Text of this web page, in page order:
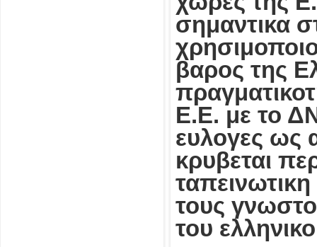
σημαντικα
βαρος της
Ε.Ε. με το
ευλογες ως
κρυβεται
τους
του